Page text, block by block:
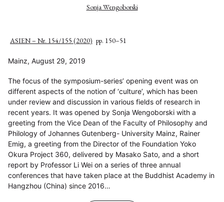
Sonja Wengoborski
ASIEN – Nr. 154/155 (2020) pp. 150–51
Mainz, August 29, 2019
The focus of the symposium-series’ opening event was on
different aspects of the notion of ‘culture’, which has been
under review and discussion in various fields of research in
recent years. It was opened by Sonja Wengoborski with a
greeting from the Vice Dean of the Faculty of Philosophy and
Philology of Johannes Gutenberg- University Mainz, Rainer
Emig, a greeting from the Director of the Foundation Yoko
Okura Project 360, delivered by Masako Sato, and a short
report by Professor Li Wei on a series of three annual
conferences that have taken place at the Buddhist Academy in
Hangzhou (China) since 2016…